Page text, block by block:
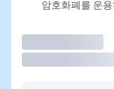
암호화폐를 운